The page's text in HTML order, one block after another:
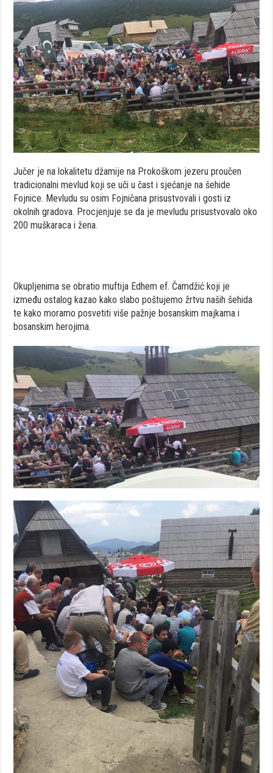
Jučer je na lokalitetu džamije na Prokoškom jezeru proučen
tradicionalni mevlud koji se uči u čast i sjećanje na šehide
Fojnice. Mevludu su osim Fojničana prisustvovali i gosti iz
okolnih gradova. Procjenjuje se da je mevludu prisustvovalo oko
200 muškaraca i žena.
Okupljenima se obratio muftija Edhem ef. Čamdžić koji je
između ostalog kazao kako slabo poštujemo žrtvu naših šehida
te kako moramo posvetiti više pažnje bosanskim majkama i
bosanskim herojima.